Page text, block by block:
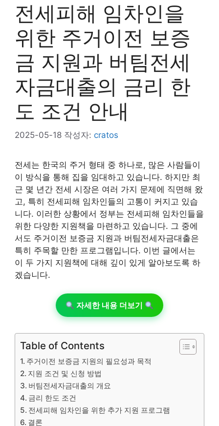
전세피해 임차인을
위한 주거이전 보증
금 지원과 버팀전세
자금대출의 금리 한
도 조건 안내
2025-05-18 작성자: cratos
전세는 한국의 주거 형태 중 하나로, 많은 사람들이
이 방식을 통해 집을 임대하고 있습니다. 하지만 최
근 몇 년간 전세 시장은 여러 가지 문제에 직면해 왔
고, 특히 전세피해 임차인들의 고통이 커지고 있습
니다. 이러한 상황에서 정부는 전세피해 임차인들을
위한 다양한 지원책을 마련하고 있습니다. 그 중에
서도 주거이전 보증금 지원과 버팀전세자금대출은
특히 주목할 만한 프로그램입니다. 이번 글에서는
이 두 가지 지원책에 대해 깊이 있게 알아보도록 하
겠습니다.
자세한 내용 더보기
Table of Contents
주거이전 보증금 지원의 필요성과 목적
지원 조건 및 신청 방법
버팀전세자금대출의 개요
금리 한도 조건
전세피해 임차인을 위한 추가 지원 프로그램
결론